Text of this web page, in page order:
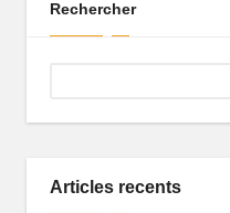
e
Rechercher
Articles recents